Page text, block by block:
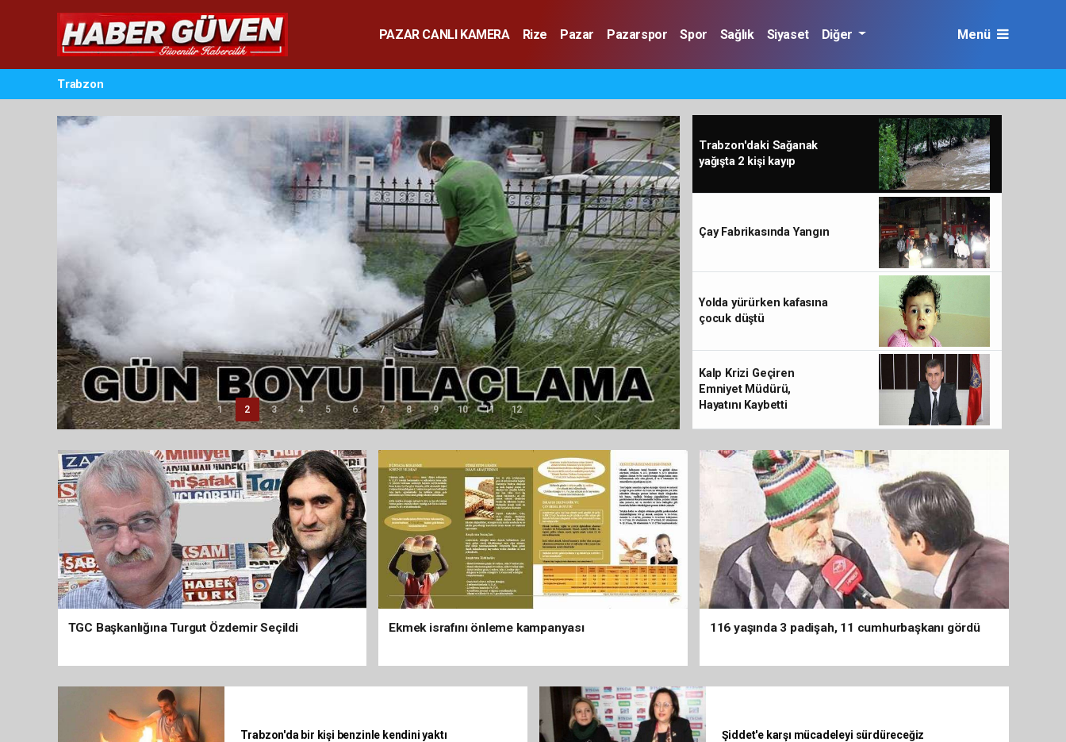
PAZAR CANLI KAMERA Rize Pazar Pazarspor Spor Sağlık Siyaset Diğer Menü
Trabzon
Trabzon'da Pisten Çıkan Uçak Korkuttu
Cumhurbaşkanı Erdoğan, Şenol Güneş Spor
töreninde
1 2 3 4 5 6 7 8 9 10 11 12
Trabzon'daki Sağanak
yağışta 2 kişi kayıp
Çay Fabrikasında Yangın
Yolda yürürken kafasına
çocuk düştü
Kalp Krizi Geçiren
Emniyet Müdürü,
Hayatını Kaybetti
TGC Başkanlığına Turgut Özdemir Seçildi Ekmek israfını önleme kampanyası 116 yaşında 3 padişah, 11 cumhurbaşkanı gördü
Trabzon'da bir kişi benzinle kendini yaktı Şiddet'e karşı mücadeleyi sürdüreceğiz